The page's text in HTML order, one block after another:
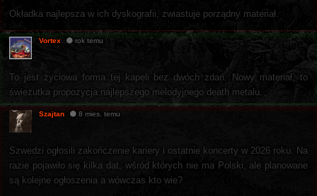
Okładka najlepsza w ich dyskografii, zwiastuje porządny materiał.
Vortex rok temu
To jest życiowa forma tej kapeli bez dwóch zdań. Nowy materiał, to
świeżutka propozycja najlepszego melodyjnego death metalu.
Szajtan 8 mies. temu
Szwedzi ogłosili zakończenie kariery i ostatnie koncerty w 2026 roku. Na
razie pojawiło się kilka dat, wśród których nie ma Polski, ale planowane
są kolejne ogłoszenia a wówczas kto wie?